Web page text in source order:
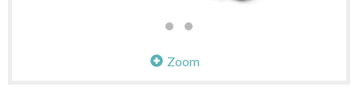
Zoom